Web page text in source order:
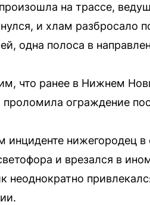
на трассе,
и хлам разбросало
одна полоса в
что ранее в Нижнем
ограждение
инциденте нижегородец
и врезался в
неоднократно